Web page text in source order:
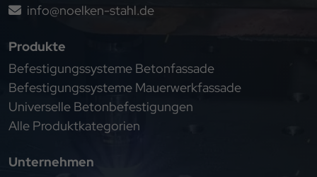
info@noelken-stahl.de
Produkte
Befestigungssysteme Betonfassade
Befestigungssysteme Mauerwerkfassade
Universelle Betonbefestigungen
Alle Produktkategorien
Unternehmen